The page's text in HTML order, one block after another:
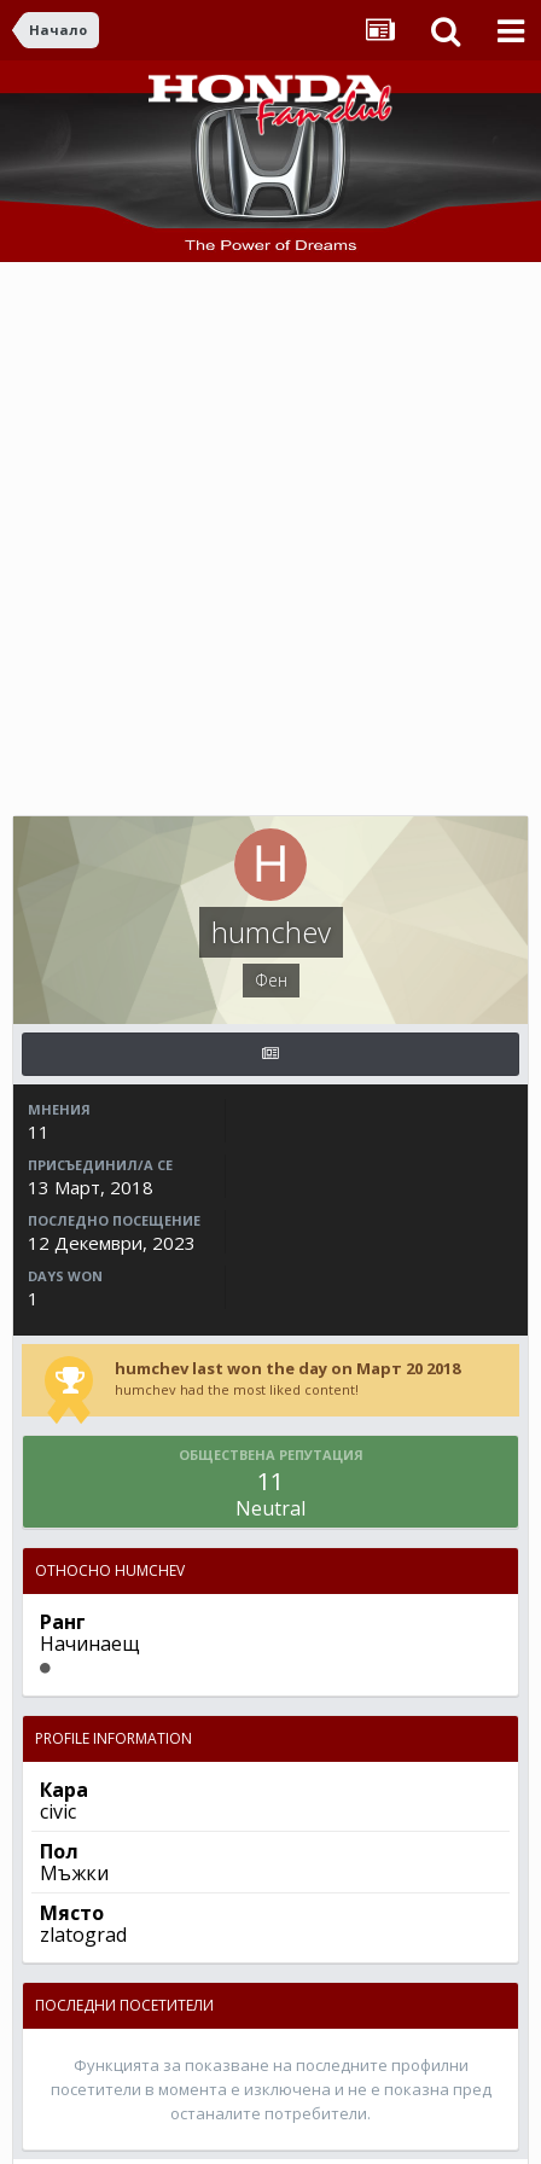
Начало
humchev
Фен
МНЕНИЯ
11
ПРИСЪЕДИНИЛ/А СЕ
13 Март, 2018
ПОСЛЕДНО ПОСЕЩЕНИЕ
12 Декември, 2023
DAYS WON
1
humchev last won the day on Март 20 2018
humchev had the most liked content!
ОБЩЕСТВЕНА РЕПУТАЦИЯ
11
Neutral
ОТНОСНО HUMCHEV
Ранг
Начинаещ
PROFILE INFORMATION
Кара
civic
Пол
Мъжки
Място
zlatograd
ПОСЛЕДНИ ПОСЕТИТЕЛИ
Функцията за показване на последните профилни
посетители в момента е изключена и не е показна пред
останалите потребители.